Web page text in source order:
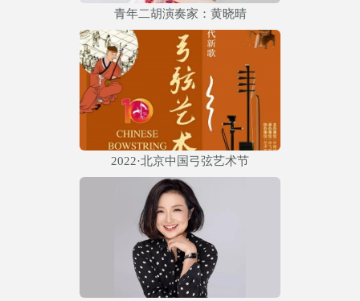
青年二胡演奏家：黄晓晴
2022·北京中国弓弦艺术节